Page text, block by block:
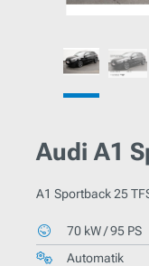
Audi A1
A1 Sportback 25
70 kW / 95 PS
Automatik